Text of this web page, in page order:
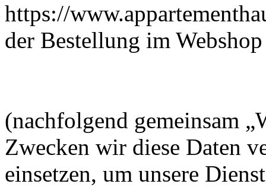
https://
der Bestellung im
(nachfolgend gemeinsam
Zwecken wir diese Daten
einsetzen, um unsere